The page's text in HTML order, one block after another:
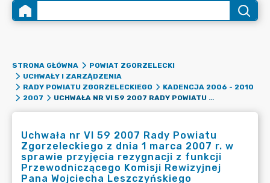
STRONA GŁÓWNA
POWIAT ZGORZELECKI
UCHWAŁY I ZARZĄDZENIA
RADY POWIATU ZGORZELECKIEGO
KADENCJA 2006 - 2010
2007
UCHWAŁA NR VI 59 2007 RADY POWIATU ZGORZELECKIEGO Z DNIA 1 MARCA 2007 R. W SPRAWIE PRZYJĘCIA REZYGNACJI Z FUNKCJI PRZEWODNICZĄCEGO KOMISJI REWIZYJNEJ PANA WOJCIECHA LESZCZYŃSKIEGO
Uchwała nr VI 59 2007 Rady Powiatu
Zgorzeleckiego z dnia 1 marca 2007 r. w
sprawie przyjęcia rezygnacji z funkcji
Przewodniczącego Komisji Rewizyjnej
Pana Wojciecha Leszczyńskiego